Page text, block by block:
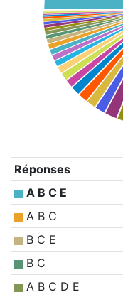
Réponses
A B C E
A B C
B C E
B C
A B C D E